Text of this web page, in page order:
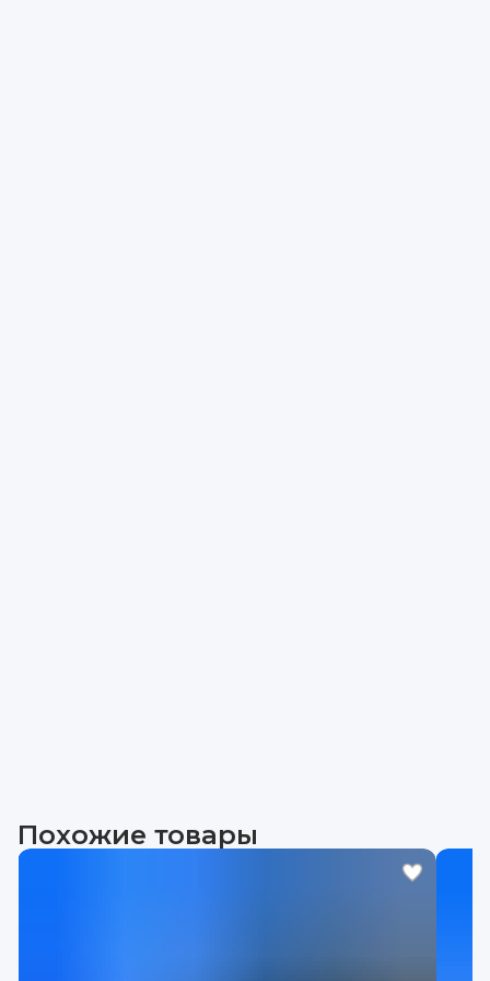
Похожие товары